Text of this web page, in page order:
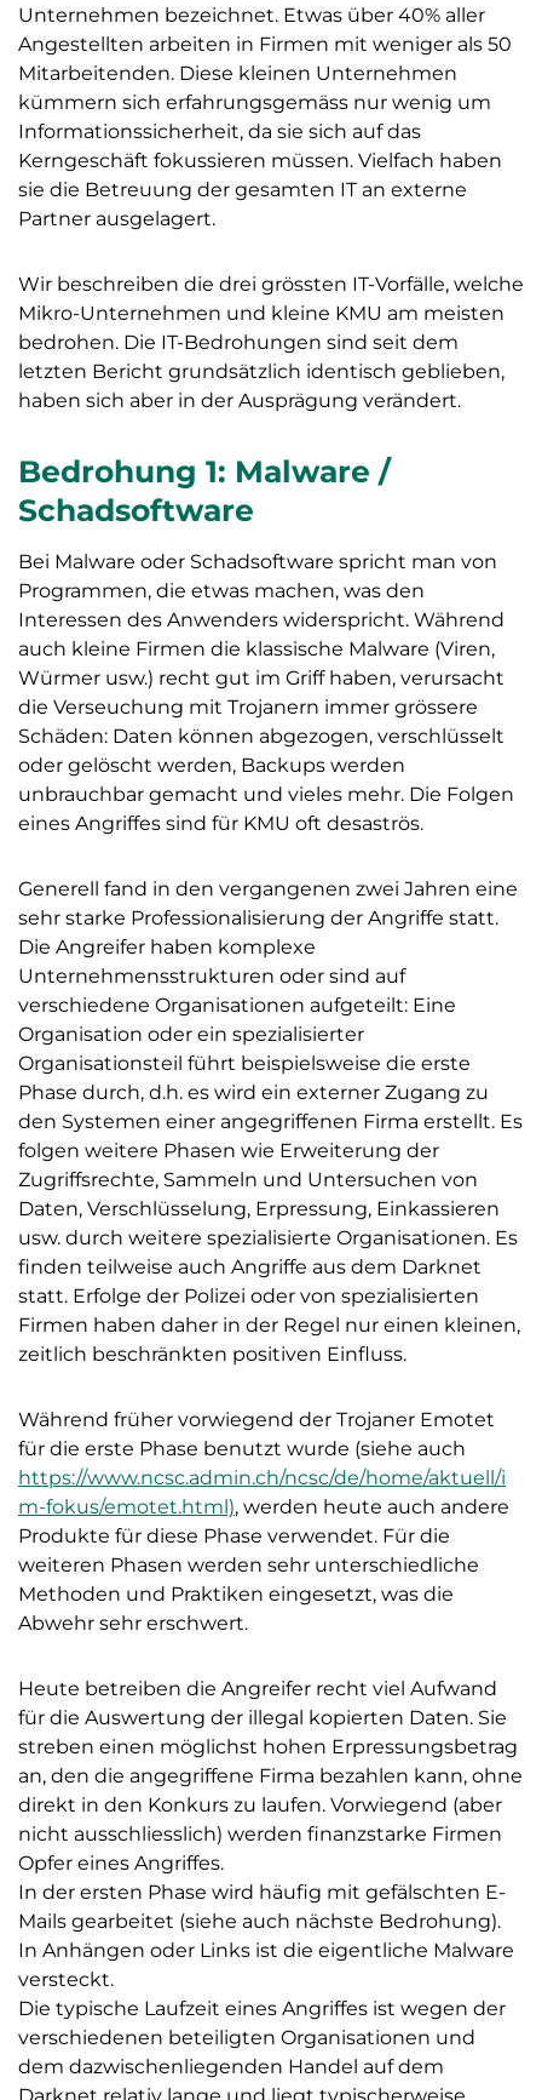
Unternehmen bezeichnet. Etwas über 40% aller
Angestellten arbeiten in Firmen mit weniger als 50
Mitarbeitenden. Diese kleinen Unternehmen
kümmern sich erfahrungsgemäss nur wenig um
Informationssicherheit, da sie sich auf das
Kerngeschäft fokussieren müssen. Vielfach haben
sie die Betreuung der gesamten IT an externe
Partner ausgelagert.
Wir beschreiben die drei grössten IT-Vorfälle, welche
Mikro-Unternehmen und kleine KMU am meisten
bedrohen. Die IT-Bedrohungen sind seit dem
letzten Bericht grundsätzlich identisch geblieben,
haben sich aber in der Ausprägung verändert.
Bedrohung 1: Malware /
Schadsoftware
Bei Malware oder Schadsoftware spricht man von
Programmen, die etwas machen, was den
Interessen des Anwenders widerspricht. Während
auch kleine Firmen die klassische Malware (Viren,
Würmer usw.) recht gut im Griff haben, verursacht
die Verseuchung mit Trojanern immer grössere
Schäden: Daten können abgezogen, verschlüsselt
oder gelöscht werden, Backups werden
unbrauchbar gemacht und vieles mehr. Die Folgen
eines Angriffes sind für KMU oft desaströs.
Generell fand in den vergangenen zwei Jahren eine
sehr starke Professionalisierung der Angriffe statt.
Die Angreifer haben komplexe
Unternehmensstrukturen oder sind auf
verschiedene Organisationen aufgeteilt: Eine
Organisation oder ein spezialisierter
Organisationsteil führt beispielsweise die erste
Phase durch, d.h. es wird ein externer Zugang zu
den Systemen einer angegriffenen Firma erstellt. Es
folgen weitere Phasen wie Erweiterung der
Zugriffsrechte, Sammeln und Untersuchen von
Daten, Verschlüsselung, Erpressung, Einkassieren
usw. durch weitere spezialisierte Organisationen. Es
finden teilweise auch Angriffe aus dem Darknet
statt. Erfolge der Polizei oder von spezialisierten
Firmen haben daher in der Regel nur einen kleinen,
zeitlich beschränkten positiven Einfluss.
Während früher vorwiegend der Trojaner Emotet
für die erste Phase benutzt wurde (siehe auch
https://www.ncsc.admin.ch/ncsc/de/home/aktuell/i
m-fokus/emotet.html), werden heute auch andere
Produkte für diese Phase verwendet. Für die
weiteren Phasen werden sehr unterschiedliche
Methoden und Praktiken eingesetzt, was die
Abwehr sehr erschwert.
Heute betreiben die Angreifer recht viel Aufwand
für die Auswertung der illegal kopierten Daten. Sie
streben einen möglichst hohen Erpressungsbetrag
an, den die angegriffene Firma bezahlen kann, ohne
direkt in den Konkurs zu laufen. Vorwiegend (aber
nicht ausschliesslich) werden finanzstarke Firmen
Opfer eines Angriffes.
In der ersten Phase wird häufig mit gefälschten E-
Mails gearbeitet (siehe auch nächste Bedrohung).
In Anhängen oder Links ist die eigentliche Malware
versteckt.
Die typische Laufzeit eines Angriffes ist wegen der
verschiedenen beteiligten Organisationen und
dem dazwischenliegenden Handel auf dem